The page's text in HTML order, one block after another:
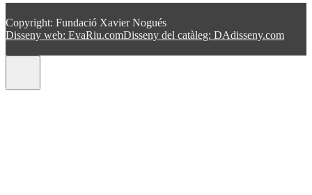
Copyright: Fundació Xavier Nogués
Disseny web: EvaRiu.comDisseny del catàleg: DAdisseny.com